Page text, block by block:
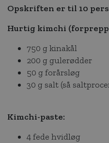
Opskriften er til 10
Hurtig kimchi
750 g kinakål
200 g gulerødder
50 g forårsløg
30 g salt (så
Kimchi-paste:
4 fede hvidløg